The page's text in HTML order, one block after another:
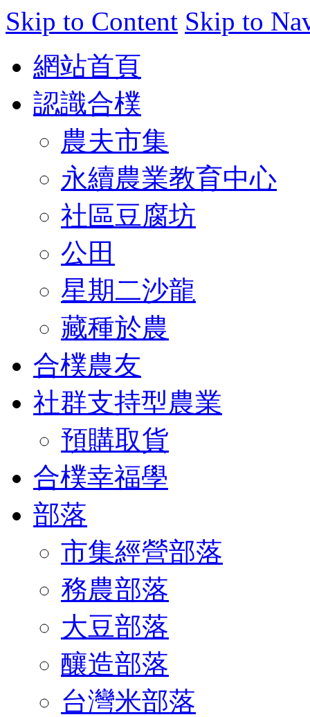
Skip to Content Skip to
網站首頁
認識合樸
農夫市集
永續農業教育中心
社區豆腐坊
公田
星期二沙龍
藏種於農
合樸農友
社群支持型農業
預購取貨
合樸幸福學
部落
市集經營部落
務農部落
大豆部落
釀造部落
台灣米部落